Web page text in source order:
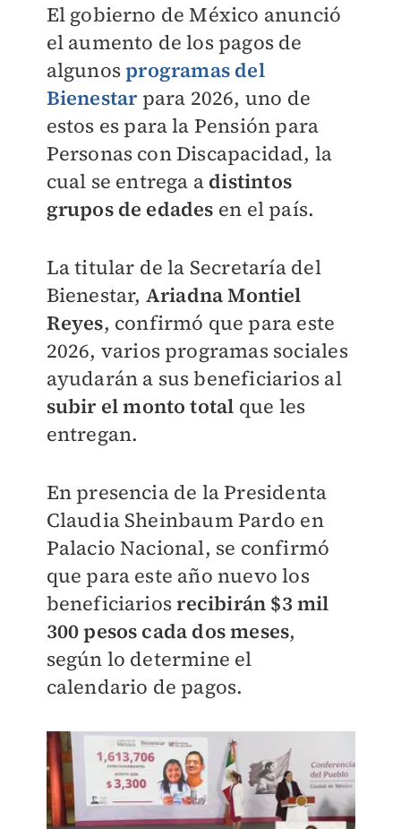
El gobierno de México anunció
el aumento de los pagos de
algunosprogramas del
Bienestarpara 2026, uno de
estos es para la Pensión para
Personas con Discapacidad, la
cual se entrega a distintos
grupos de edades en el país.
La titular de la Secretaría del
Bienestar, Ariadna Montiel
Reyes, confirmó que para este
2026, varios programas sociales
ayudarán a sus beneficiarios al
subir el monto total que les
entregan.
En presencia de la Presidenta
Claudia Sheinbaum Pardo en
Palacio Nacional, se confirmó
que para este año nuevo los
beneficiariosrecibirán $3 mil
300 pesos cada dos meses,
según lo determine el
calendario de pagos.